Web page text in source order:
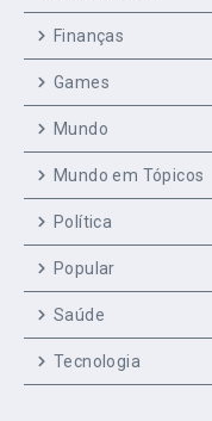
Finanças
Games
Mundo
Mundo em Tópicos
Política
Popular
Saúde
Tecnologia